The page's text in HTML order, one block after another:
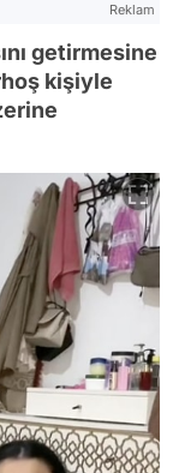
Reklam
getirmesine
kişiyle